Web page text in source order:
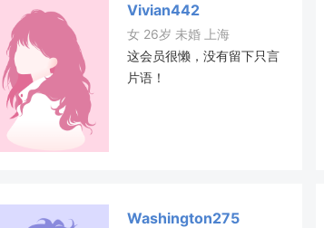
Vivian442
女 26岁 未婚 上海
这会员很懒，没有留下只言
片语！
Washington275